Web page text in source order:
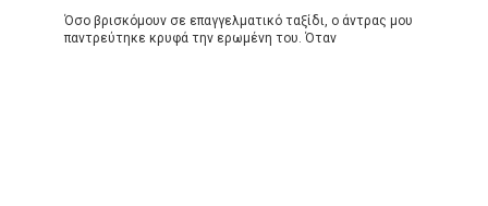
Όσο βρισκόμουν σε επαγγελματικό ταξίδι, ο άντρας μου
παντρεύτηκε κρυφά την ερωμένη του. Όταν